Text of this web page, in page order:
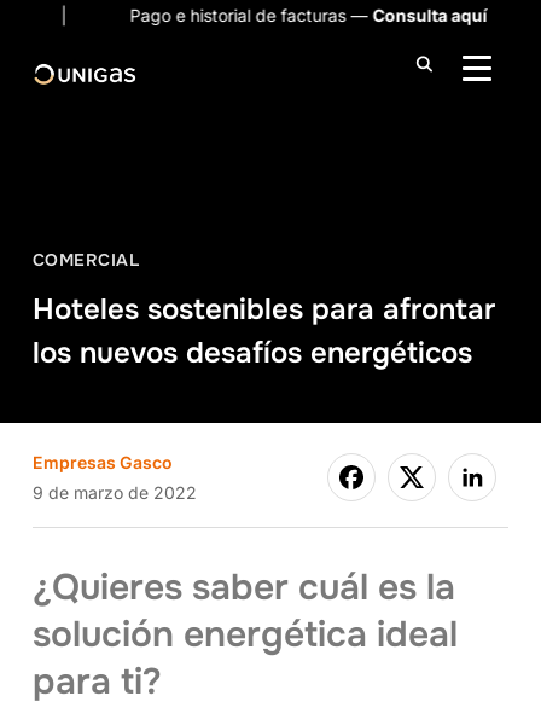
historial de facturas —Consulta aquí
COMERCIAL
Hoteles sostenibles para afrontar
los nuevos desafíos energéticos
Empresas Gasco
9 de marzo de 2022
¿Quieres saber cuál es la
solución energética ideal
para ti?